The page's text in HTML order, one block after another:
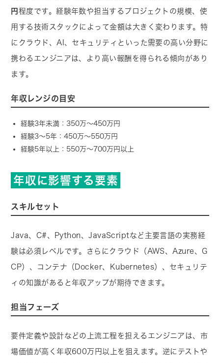
円 程度です。経験年数や担当するプロジェクトの規模、使
用する技術スタックによって金額は大きく変わります。特
にクラウド、AI、セキュリティといった需要の高い分野に
携わるエンジニアは、より高い報酬を得られる傾向があり
ます。
年収レンジの目安
経験3年未満：350万〜450万円
経験3〜5年：450万〜550万円
経験5年以上：550万〜700万円以上
年収に影響する要素
スキルセット
Java、C#、Python、JavaScriptなど主要言語の実務経
験は必須レベルです。さらにクラウド（AWS、Azure、G
CP）、コンテナ（Docker、Kubernetes）、セキュリテ
ィの知識があると年収アップが期待できます。
担当フェーズ
要件定義や設計などの上流工程を担えるエンジニアは、市
場価値が高く年収600万円以上を狙えます。逆にテストや